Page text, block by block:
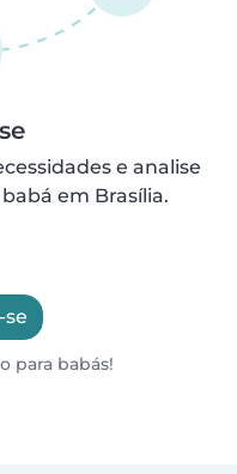
e analise
em Brasília.
para babás!